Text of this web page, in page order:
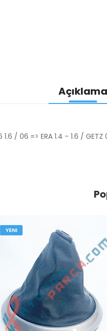
Açıklama
1.6 / 06 => ERA 1.4 - 1.6 / GETZ
YENI